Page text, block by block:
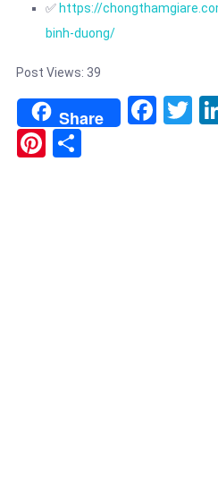
✅ https://
binh-duong/
Post Views: 39
Share
Pinterest